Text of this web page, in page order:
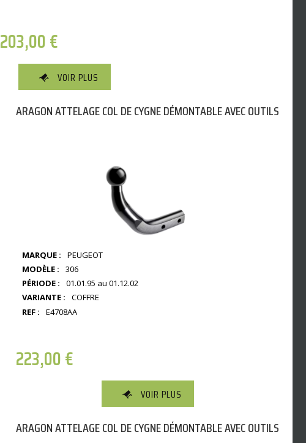
203,00€
VOIR PLUS
ARAGON ATTELAGE COL DE CYGNE DÉMONTABLE AVEC OUTILS
MARQUE :
PEUGEOT
MODÈLE :
306
PÉRIODE :
01.01.95 au 01.12.02
VARIANTE :
COFFRE
REF :
E4708AA
223,00€
VOIR PLUS
ARAGON ATTELAGE COL DE CYGNE DÉMONTABLE AVEC OUTILS